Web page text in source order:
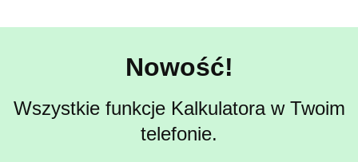
Nowość!
Wszystkie funkcje Kalkulatora w Twoim
telefonie.